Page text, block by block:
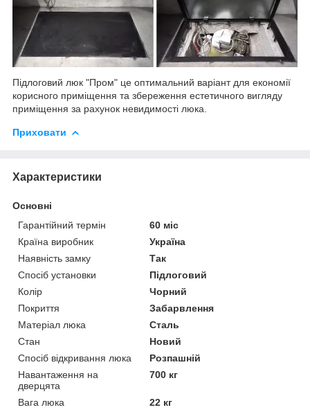
Підлоговий люк "Пром" це оптимальний варіант для економії
корисного приміщення та збереження естетичного вигляду
приміщення за рахунок невидимості люка.
Приховати
Характеристики
Основні
Гарантійний термін
60 міс
Країна виробник
Україна
Наявність замку
Так
Спосіб установки
Підлоговий
Колір
Чорний
Покриття
Забарвлення
Матеріал люка
Сталь
Стан
Новий
Спосіб відкривання люка
Розпашній
Навантаження на
дверцята
700 кг
Вага люка
22 кг